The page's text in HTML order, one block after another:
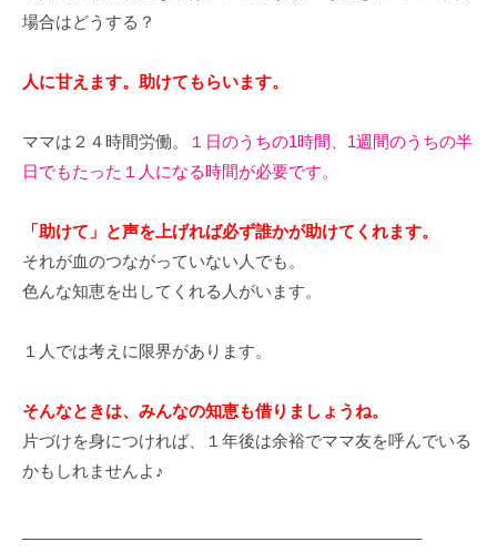
場合はどうする？
人に甘えます。助けてもらいます。
ママは２４時間労働。
１日のうちの1時間、1週間のうちの半
日でもたった１人になる時間が必要です。
「助けて」と声を上げれば必ず誰かが助けてくれます。
それが血のつながっていない人でも。
色んな知恵を出してくれる人がいます。
１人では考えに限界があります。
そんなときは、みんなの知恵も借りましょうね。
片づけを身につければ、１年後は余裕でママ友を呼んでいる
かもしれませんよ♪